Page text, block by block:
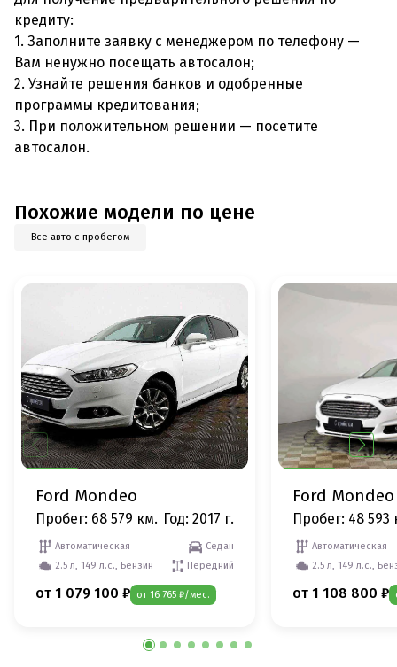
кредиту:
1. Заполните заявку с менеджером по телефону —
Вам ненужно посещать автосалон;
2. Узнайте решения банков и одобренные
программы кредитования;
3. При положительном решении — посетите
автосалон.
Похожие модели по цене
Все авто с пробегом
Ford Mondeo
Пробег: 68 579 км. Год: 2017 г.
Автоматическая
Седан
2.5 л, 149 л.с., Бензин
Передний
от 1 079 100 ₽ от 16 765 ₽/мес.
Ford Mondeo
Пробег: 48 593
Автоматическая
2.5 л, 149 л.с.,
от 1 108 800 ₽